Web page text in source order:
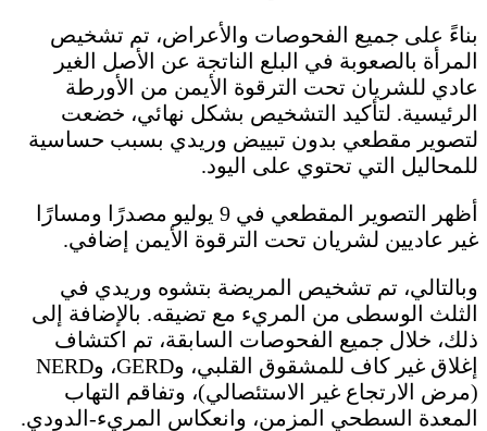
بناءً على جميع الفحوصات والأعراض، تم تشخيص
المرأة بالصعوبة في البلع الناتجة عن الأصل الغير
عادي للشريان تحت الترقوة الأيمن من الأورطة
الرئيسية. لتأكيد التشخيص بشكل نهائي، خضعت
لتصوير مقطعي بدون تبييض وريدي بسبب حساسية
للمحاليل التي تحتوي على اليود.
أظهر التصوير المقطعي في 9 يوليو مصدرًا ومسارًا
غير عاديين لشريان تحت الترقوة الأيمن إضافي.
وبالتالي، تم تشخيص المريضة بتشوه وريدي في
الثلث الوسطى من المريء مع تضيقه. بالإضافة إلى
ذلك، خلال جميع الفحوصات السابقة، تم اكتشاف
إغلاق غير كاف للمشقوق القلبي، وGERD، وNERD
(مرض الارتجاع غير الاستئصالي)، وتفاقم التهاب
المعدة السطحي المزمن، وانعكاس المريء-الدودي.